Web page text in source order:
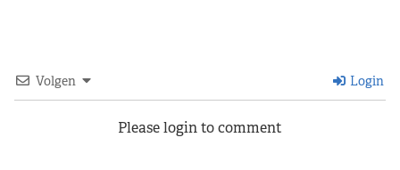
Volgen Login
Please login to comment